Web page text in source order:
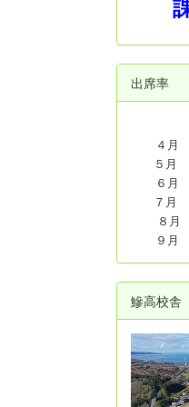
出席率
４
５
６
７月
８
９
鰺高校舎